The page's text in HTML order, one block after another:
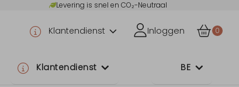
Levering is snel en CO₂-Neutraal
Klantendienst Inloggen 0
Klantendienst BE